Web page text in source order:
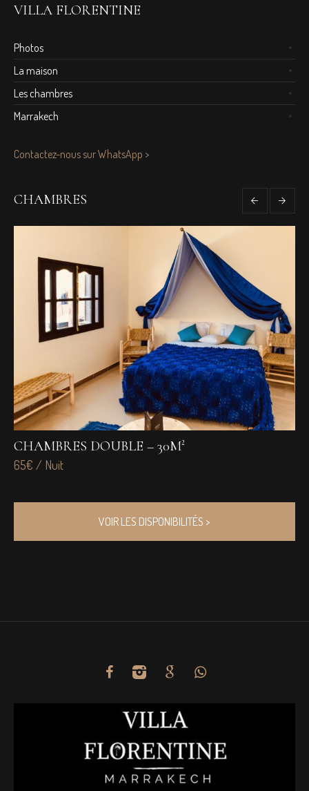
VILLA FLORENTINE
Photos
La maison
Les chambres
Marrakech
Contactez-nous sur WhatsApp >
CHAMBRES
CHAMBRES DOUBLE – 30M²
65€ / Nuit
VOIR LES DISPONIBILITÉS >